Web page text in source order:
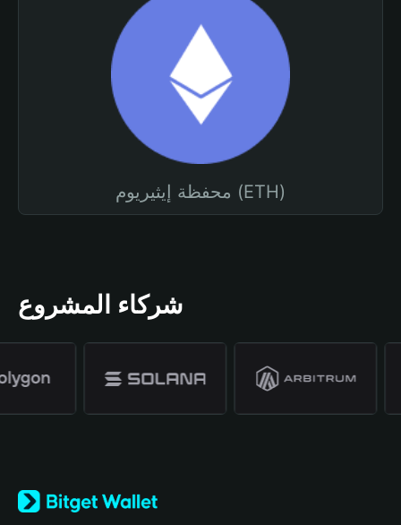
محفظة إيثيريوم (ETH)
شركاء المشروع